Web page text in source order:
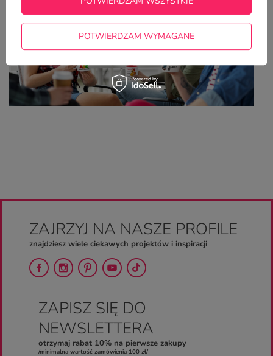
ZAJRZYJ NA NASZE PROFILE
znajdziesz wiele ciekawych projektów i inspiracji
ZAPISZ SIĘ DO
NEWSLETTERA
otrzymaj rabat 10% na pierwsze zakupy
/minimalna wartość zamówienia 100 zł/
POTWIERDZAM WYMAGANE